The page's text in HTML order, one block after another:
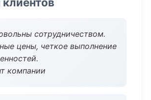
сотрудничеством.
цены, четкое выполнение
компании